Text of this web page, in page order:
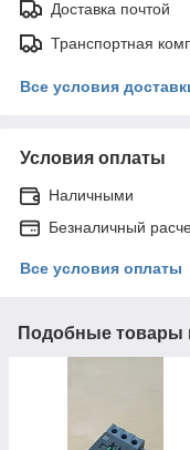
Доставка почтой
Транспортная
Все условия
Условия оплаты
Наличными
Безналичный
Все условия оплаты
Подобные товары